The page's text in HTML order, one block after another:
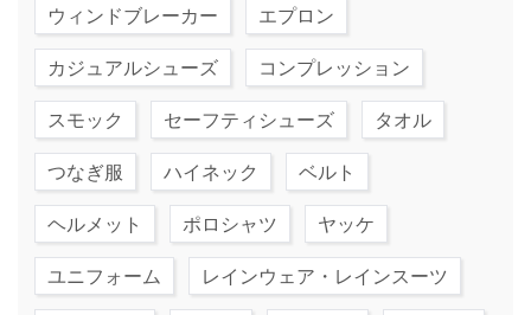
ウィンドブレーカー エプロン
カジュアルシューズ コンプレッション
スモック セーフティシューズ タオル
つなぎ服 ハイネック ベルト
ヘルメット ポロシャツ ヤッケ
ユニフォーム レインウェア・レインスーツ